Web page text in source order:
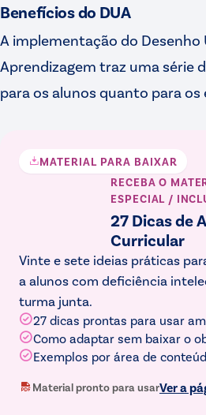
Benefícios do DUA
A implementação do Desenho
Aprendizagem traz uma série
para os alunos quanto para os
MATERIAL PARA BAIXAR
RECEBA O
ESPECIAL /
27 Dicas de
Curricular
Vinte e sete ideias práticas
a alunos com deficiência
turma junta.
27 dicas prontas para usar
Como adaptar sem baixar o
Exemplos por área de
Material pronto para usarVer a